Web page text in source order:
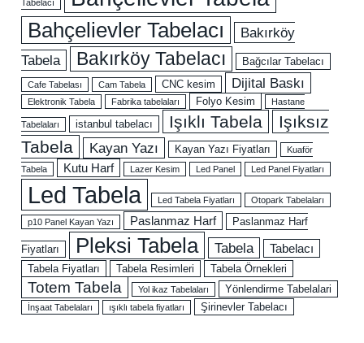
Tabelacı
Bahçelievler Tabelacı
Bakırköy
Tabela
Bakırköy Tabelacı Bağcılar Tabelacı
Cafe Tabelası Cam Tabela CNC kesim Dijital Baskı
Elektronik Tabela Fabrika tabelaları Folyo Kesim Hastane
Tabelaları istanbul tabelacı Işıklı Tabela
Işıksız
Tabela
Kayan Yazı Kayan Yazı Fiyatları
Kuaför
Tabela
Kutu Harf Lazer Kesim Led Panel Led Panel Fiyatları
Led Tabela Led Tabela Fiyatları Otopark Tabelaları
p10 Panel Kayan Yazı Paslanmaz Harf Paslanmaz Harf
Fiyatları Pleksi Tabela Tabela Tabelacı
Tabela Fiyatları Tabela Resimleri Tabela Örnekleri
Totem Tabela Yol ikaz Tabelaları Yönlendirme Tabelalari
İnşaat Tabelaları ışıklı tabela fiyatları Şirinevler Tabelacı